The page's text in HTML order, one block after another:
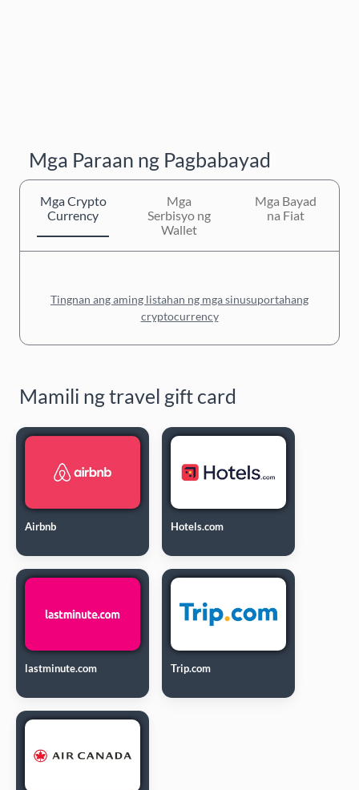
Mga Paraan ng Pagbabayad
Mga Crypto
Currency
Mga
Serbisyo ng
Wallet
Mga Bayad
na Fiat
Tingnan ang aming listahan ng mga sinusuportahang
cryptocurrency
Mamili ng travel gift card
Airbnb Hotels.com
lastminute.com Trip.com